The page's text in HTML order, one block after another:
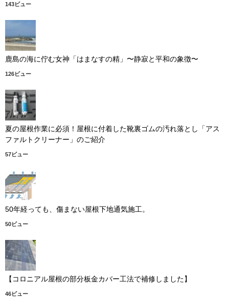
143ビュー
鹿島の海に佇む女神「はまなすの精」〜静寂と平和の象徴〜
126ビュー
夏の屋根作業に必須！屋根に付着した靴裏ゴムの汚れ落とし「アス
ファルトクリーナー」のご紹介
57ビュー
50年経っても、傷まない屋根下地通気施工。
50ビュー
【コロニアル屋根の部分板金カバー工法で補修しました】
46ビュー